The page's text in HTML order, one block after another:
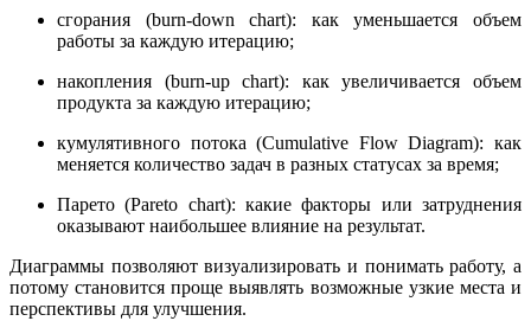
сгорания (burn-down chart): как уменьшается объем
работы за каждую итерацию;
накопления (burn-up chart): как увеличивается объем
продукта за каждую итерацию;
кумулятивного потока (Cumulative Flow Diagram): как
меняется количество задач в разных статусах за время;
Парето (Pareto chart): какие факторы или затруднения
оказывают наибольшее влияние на результат.
Диаграммы позволяют визуализировать и понимать работу, а
потому становится проще выявлять возможные узкие места и
перспективы для улучшения.